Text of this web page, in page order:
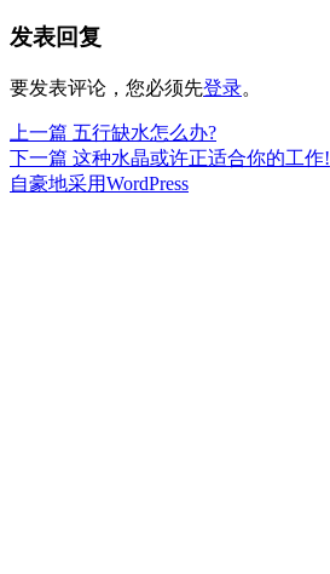
于
发表回复
要发表评论，您必须先登录。
文
章
上一篇 上
篇
文
五行缺水怎么办?
下一篇 下
篇
这种水晶或许正适合你的工作!
自豪地采用WordPress